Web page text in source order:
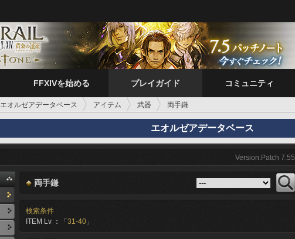
FFXIVを始める プレイガイド コミュニティ
エオルゼアデータベース アイテム 武器 両手鎌
エオルゼアデータベース
Version:Patch 7.55
両手鎌
検索条件
ITEM Lv ：「 31-40 」